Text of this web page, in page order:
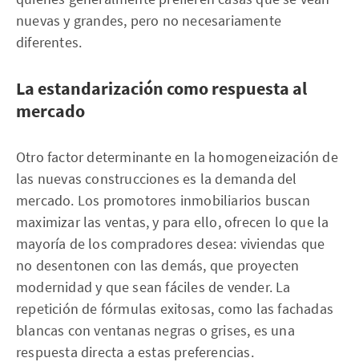
nuevas y grandes, pero no necesariamente
diferentes.
La estandarización como respuesta al
mercado
Otro factor determinante en la homogeneización de
las nuevas construcciones es la demanda del
mercado. Los promotores inmobiliarios buscan
maximizar las ventas, y para ello, ofrecen lo que la
mayoría de los compradores desea: viviendas que
no desentonen con las demás, que proyecten
modernidad y que sean fáciles de vender. La
repetición de fórmulas exitosas, como las fachadas
blancas con ventanas negras o grises, es una
respuesta directa a estas preferencias.